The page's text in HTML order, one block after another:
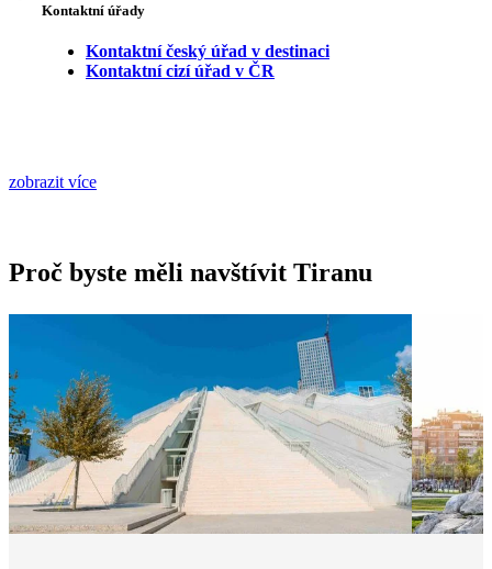
Kontaktní úřady
Kontaktní český úřad v destinaci
Kontaktní cizí úřad v ČR
zobrazit více
Proč byste měli navštívit Tiranu